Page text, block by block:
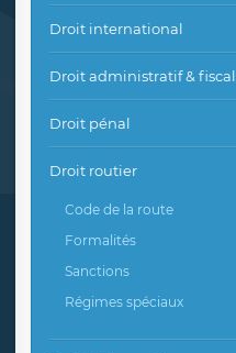
Droit international
Droit administratif & fiscal
Droit pénal
Droit routier
Code de la route
Formalités
Sanctions
Régimes spéciaux